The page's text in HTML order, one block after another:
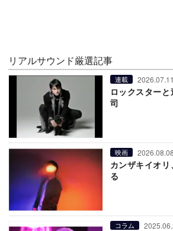
リアルサウンド厳選記事
連載 2026.07.11
ロックスター
司
映画 2026.08.08
カンザキイオ
る
コラム